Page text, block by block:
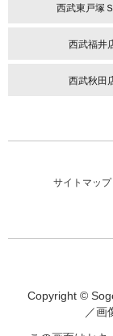
西武東戸塚Ｓ
西武福井
西武秋田
サイトマップ
Copyright ©
／画